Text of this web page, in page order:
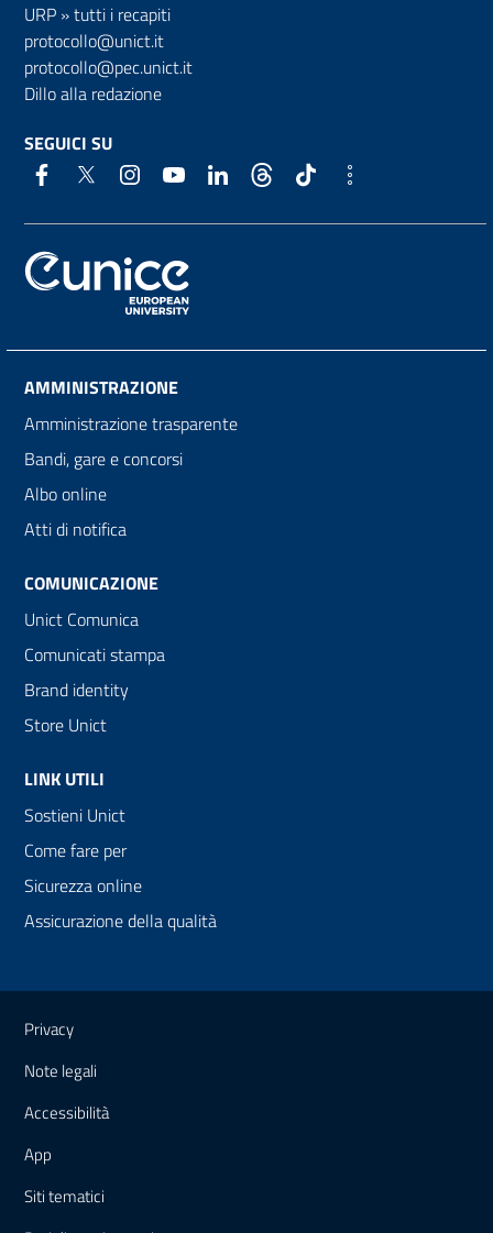
URP »tutti i recapiti
protocollo@unict.it
protocollo@pec.unict.it
Dillo alla redazione
SEGUICI SU
AMMINISTRAZIONE
Amministrazione trasparente
Bandi, gare e concorsi
Albo online
Atti di notifica
COMUNICAZIONE
Unict Comunica
Comunicati stampa
Brand identity
Store Unict
LINK UTILI
Sostieni Unict
Come fare per
Sicurezza online
Assicurazione della qualità
Link e informazioni utili
Privacy
Note legali
Accessibilità
App
Siti tematici